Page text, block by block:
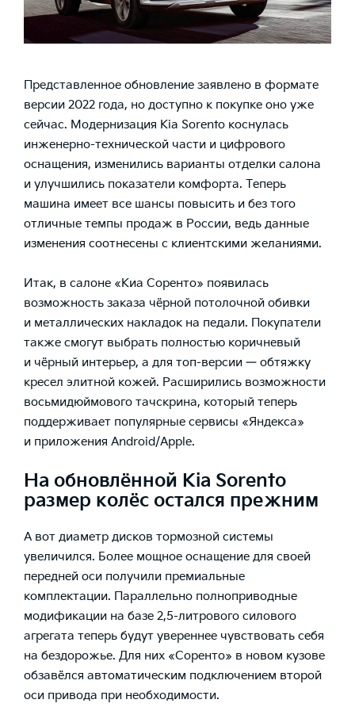
Представленное обновление заявлено в формате
версии 2022 года, но доступно к покупке оно уже
сейчас. Модернизация Kia Sorento коснулась
инженерно-технической части и цифрового
оснащения, изменились варианты отделки салона
и улучшились показатели комфорта. Теперь
машина имеет все шансы повысить и без того
отличные темпы продаж в России, ведь данные
изменения соотнесены с клиентскими желаниями.
Итак, в салоне «Киа Соренто» появилась
возможность заказа чёрной потолочной обивки
и металлических накладок на педали. Покупатели
также смогут выбрать полностью коричневый
и чёрный интерьер, а для топ-версии — обтяжку
кресел элитной кожей. Расширились возможности
восьмидюймового тачскрина, который теперь
поддерживает популярные сервисы «Яндекса»
и приложения Android/Apple.
На обновлённой Kia Sorento
размер колёс остался прежним
А вот диаметр дисков тормозной системы
увеличился. Более мощное оснащение для своей
передней оси получили премиальные
комплектации. Параллельно полноприводные
модификации на базе 2,5-литрового силового
агрегата теперь будут увереннее чувствовать себя
на бездорожье. Для них «Соренто» в новом кузове
обзавёлся автоматическим подключением второй
оси привода при необходимости.